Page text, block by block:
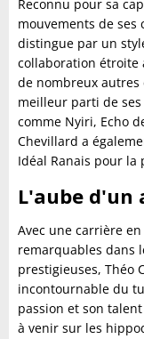
Reconnu pour sa
mouvements de ses
distingue par un
collaboration étroite
de nombreux
meilleur parti de
comme Nyiri, Echo
Chevillard a
Idéal Ranais pour la
L'aube
Avec une carrière
remarquables dans
prestigieuses, Théo
incontournable du
passion et son
à venir sur les